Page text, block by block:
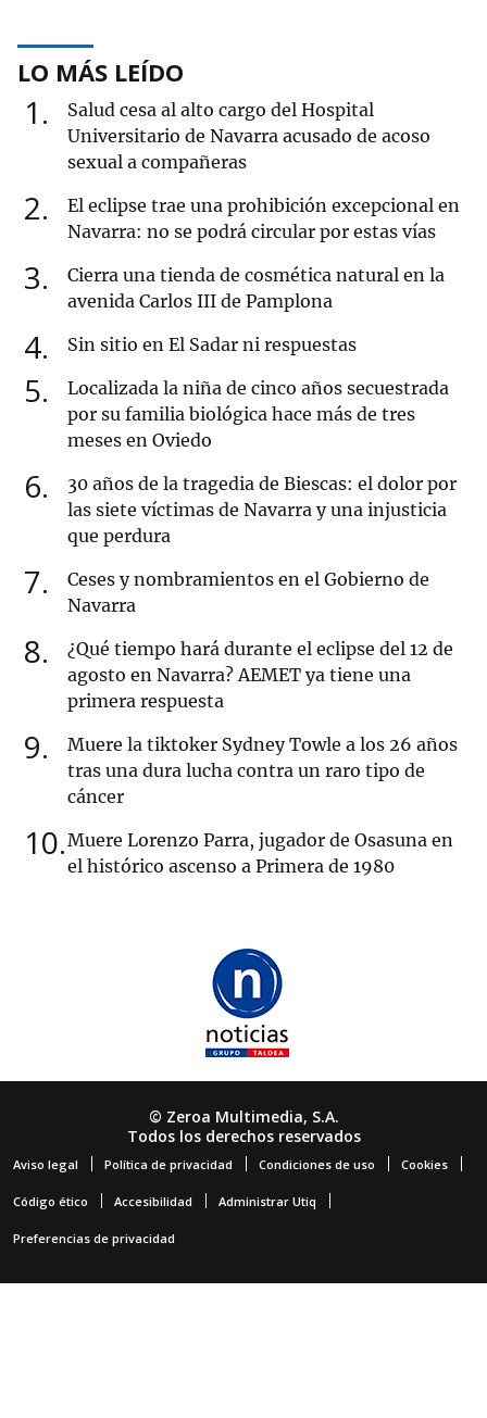
LO MÁS LEÍDO
1
Salud cesa al alto cargo del Hospital
Universitario de Navarra acusado de acoso
sexual a compañeras
2
El eclipse trae una prohibición excepcional en
Navarra: no se podrá circular por estas vías
3
Cierra una tienda de cosmética natural en la
avenida Carlos III de Pamplona
4 Sin sitio en El Sadar ni respuestas
5
Localizada la niña de cinco años secuestrada
por su familia biológica hace más de tres
meses en Oviedo
6
30 años de la tragedia de Biescas: el dolor por
las siete víctimas de Navarra y una injusticia
que perdura
7
Ceses y nombramientos en el Gobierno de
Navarra
8
¿Qué tiempo hará durante el eclipse del 12 de
agosto en Navarra? AEMET ya tiene una
primera respuesta
9
Muere la tiktoker Sydney Towle a los 26 años
tras una dura lucha contra un raro tipo de
cáncer
10 Muere Lorenzo Parra, jugador de Osasuna en
el histórico ascenso a Primera de 1980
© Zeroa Multimedia, S.A.
Todos los derechos reservados
Aviso legal Política de privacidad Condiciones de uso Cookies
Código ético Accesibilidad Administrar Utiq
Preferencias de privacidad